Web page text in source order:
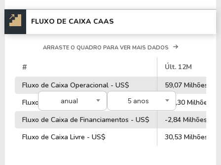
FLUXO DE CAIXA CAAS
anual 5 anos
ARRASTE O QUADRO PARA VER MAIS DADOS
#
Últ. 12M
Fluxo de Caixa Operacional - US$
59,07 Milhões
Fluxo de Caixa de Investimentos - US$
-10,30 Milhões
Fluxo de Caixa de Financiamentos - US$
-2,84 Milhões
Fluxo de Caixa Livre - US$
30,53 Milhões